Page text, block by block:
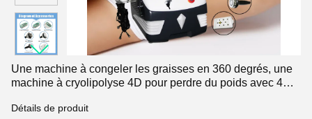
Une machine à congeler les graisses en 360 degrés, une
machine à cryolipolyse 4D pour perdre du poids avec 4
Détails de produit